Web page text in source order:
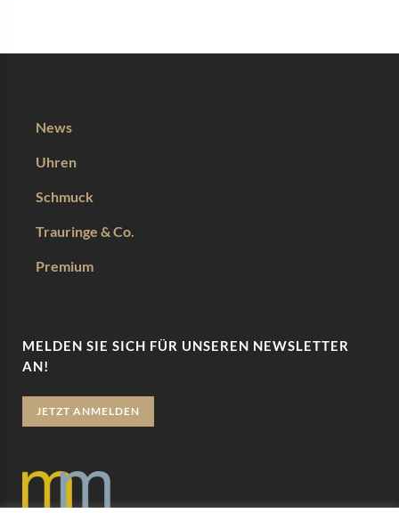
News
Uhren
Schmuck
Trauringe & Co.
Premium
MELDEN SIE SICH FÜR UNSEREN NEWSLETTER
AN!
JETZT ANMELDEN